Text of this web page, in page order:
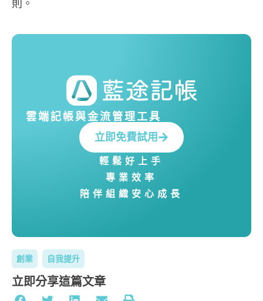
則。
雲端記帳與金流管理工具
立即免費試用
輕鬆好上手
專業效率
陪伴組織安心成長
創業 自我提升
立即分享這篇文章